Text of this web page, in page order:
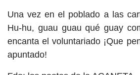
Una vez en el poblado a las
Hu-hu, guau guau qué guay
encanta el voluntariado ¡Que
apuntado!